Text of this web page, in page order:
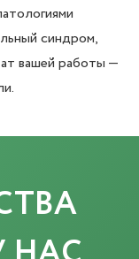
синдром,
вашей работы —